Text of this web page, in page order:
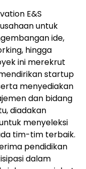
E&S
untuk
ide,
hingga
ini merekrut
startup
menyediakan
dan bidang
diadakan
menyeleksi
tim-tim terbaik.
pendidikan
dalam